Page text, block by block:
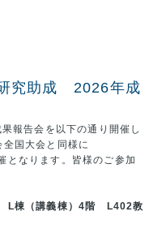
究助成 2026年成
報告会を以下の通り開催し
国大会と同様に
なります。皆様のご参加
L棟（講義棟）4階 L402教